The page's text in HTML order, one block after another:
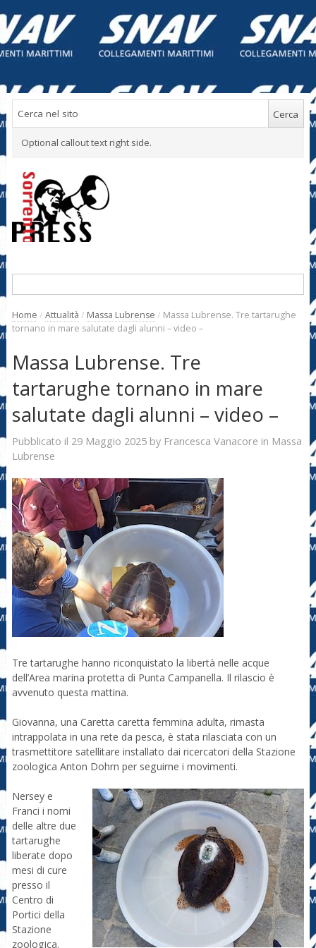
Optional callout text right side.
Home / Attualità / Massa Lubrense / Massa Lubrense. Tre tartarughe
tornano in mare salutate dagli alunni – video –
Massa Lubrense. Tre
tartarughe tornano in mare
salutate dagli alunni – video –
Pubblicato il 29 Maggio 2025by Francesca Vanacore in Massa
Lubrense
Tre tartarughe hanno riconquistato la libertà nelle acque
dell’Area marina protetta di Punta Campanella. Il rilascio è
avvenuto questa mattina.
Giovanna, una Caretta caretta femmina adulta, rimasta
intrappolata in una rete da pesca, è stata rilasciata con un
trasmettitore satellitare installato dai ricercatori della Stazione
zoologica Anton Dohrn per seguirne i movimenti.
Nersey e
Franci i nomi
delle altre due
tartarughe
liberate dopo
mesi di cure
presso il
Centro di
Portici della
Stazione
zoologica.